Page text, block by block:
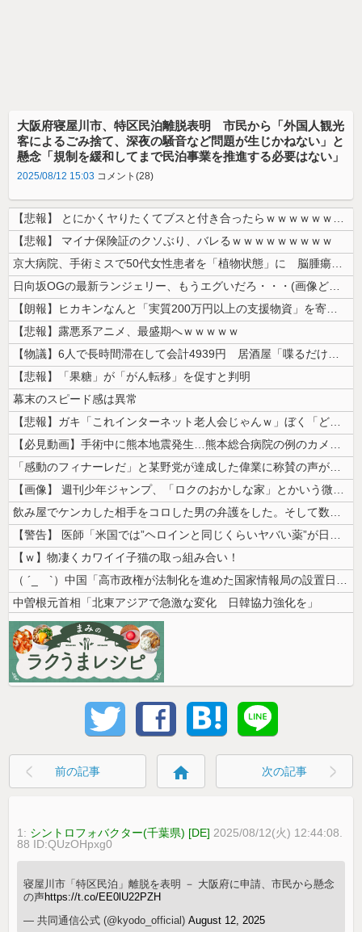
大阪府寝屋川市、特区民泊離脱表明 市民から「外国人観光
客によるごみ捨て、深夜の騒音など問題が生じかねない」と
懸念「規制を緩和してまで民泊事業を推進する必要はない」
2025/08/12 15:03 コメント(28)
【悲報】 とにかくヤりたくてブスと付き合ったらｗｗｗｗｗｗｗｗｗｗｗｗ...
【悲報】 マイナ保険証のクソぶり、バレるｗｗｗｗｗｗｗｗｗ
京大病院、手術ミスで50代女性患者を「植物状態」に 脳腫瘍摘出手術で腫...
日向坂OGの最新ランジェリー、もうエグいだろ・・・(画像どーん)
【朗報】ヒカキンなんと「実質200万円以上の支援物資」を寄付してしまう
【悲報】露悪系アニメ、最盛期へｗｗｗｗｗ
【物議】6人で長時間滞在して会計4939円 居酒屋「喋るだけなら公園に...
【悲報】「果糖」が「がん転移」を促すと判明
幕末のスピード感は異常
【悲報】ガキ「これインターネット老人会じゃんｗ」ぼく「どれどれ…」ガキ...
【必見動画】手術中に熊本地震発生…熊本総合病院の例のカメラ映像、ノーカ...
「感動のフィナーレだ」と某野党が達成した偉業に称賛の声が殺到、なんかヒ...
【画像】 週刊少年ジャンプ、「ロクのおかしな家」とかいう微妙な漫画を巻...
飲み屋でケンカした相手をコロした男の弁護をした。そして数年後、因果応報...
【警告】 医師「米国では”ヘロインと同じくらいヤバい薬”が日本では平気...
【ｗ】物凄くカワイイ子猫の取っ組み合い！
（ ´_ゝ`）中国「高市政権が法制化を進めた国家情報局の設置日が7月3...
中曽根元首相「北東アジアで急激な変化 日韓協力強化を」
前の記事 home 次の記事
1: シントロフォバクター(千葉県) [DE] 2025/08/12(火) 12:44:08.
88 ID:QUzOHpxg0
寝屋川市「特区民泊」離脱を表明 － 大阪府に申請、市民から懸念
の声https://t.co/EE0lU22PZH
— 共同通信公式 (@kyodo_official)August 12, 2025